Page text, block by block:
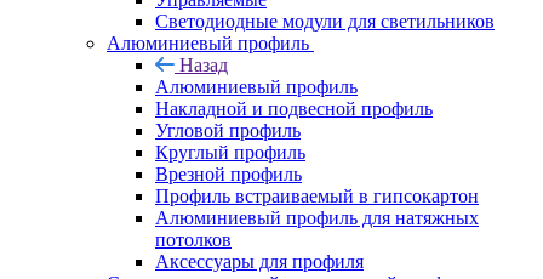
Светодиодные модули для светильников
Алюминиевый профиль
Назад
Алюминиевый профиль
Накладной и подвесной профиль
Угловой профиль
Круглый профиль
Врезной профиль
Профиль встраиваемый в гипсокартон
Алюминиевый профиль для натяжных
потолков
Аксессуары для профиля